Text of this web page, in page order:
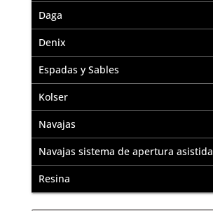
Daga
Denix
Espadas y Sables
Kolser
Navajas
Navajas sistema de apertura asistida
Resina